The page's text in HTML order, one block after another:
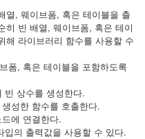
열, 웨이브폼, 혹은 테이블을 출
히 빈 배열, 웨이브폼, 혹은 테이
해 라이브러리 함수를 사용할 수
폼, 혹은 테이블을 포함하도록
빈 상수를 생성한다.
성한 함수를 호출한다.
에 연결한다.
의 출력값을 사용할 수 있다.